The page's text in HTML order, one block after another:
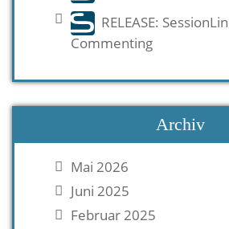
RELEASE:
Commenting
Archiv
Mai 2026
Juni 2025
Februar 2025